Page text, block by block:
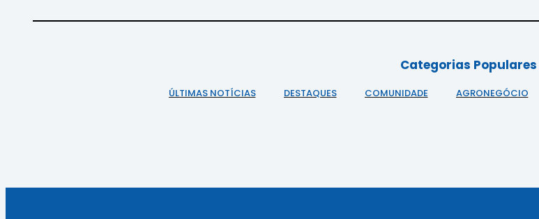
Categorias Populares
ÚLTIMAS NOTÍCIAS DESTAQUES COMUNIDADE AGRONEGÓCIO